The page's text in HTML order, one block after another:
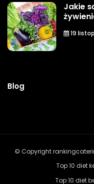
Jakie
19
Blog
© Copyright
Top 10 diet
Top 10 diet